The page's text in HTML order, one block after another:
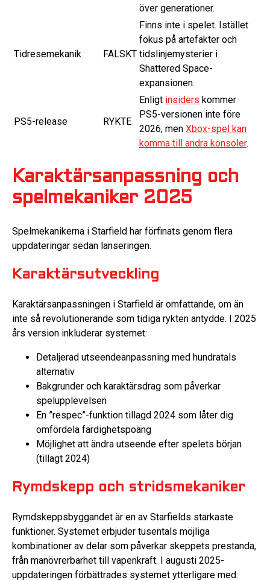
över generationer.
Tidresemekanik FALSKT
Finns inte i spelet. Istället
fokus på artefakter och
tidslinjemysterier i
Shattered Space-
expansionen.
PS5-release RYKTE
Enligt insiders kommer
PS5-versionen inte före
2026, men Xbox-spel kan
komma till andra konsoler.
Karaktärsanpassning och
spelmekaniker 2025
Spelmekanikerna i Starfield har förfinats genom flera
uppdateringar sedan lanseringen.
Karaktärsutveckling
Karaktärsanpassningen i Starfield är omfattande, om än
inte så revolutionerande som tidiga rykten antydde. I 2025
års version inkluderar systemet:
Detaljerad utseendeanpassning med hundratals
alternativ
Bakgrunder och karaktärsdrag som påverkar
spelupplevelsen
En ”respec”-funktion tillagd 2024 som låter dig
omfördela färdighetspoäng
Möjlighet att ändra utseende efter spelets början
(tillagt 2024)
Rymdskepp och stridsmekaniker
Rymdskeppsbyggandet är en av Starfields starkaste
funktioner. Systemet erbjuder tusentals möjliga
kombinationer av delar som påverkar skeppets prestanda,
från manövrerbarhet till vapenkraft. I augusti 2025-
uppdateringen förbättrades systemet ytterligare med: